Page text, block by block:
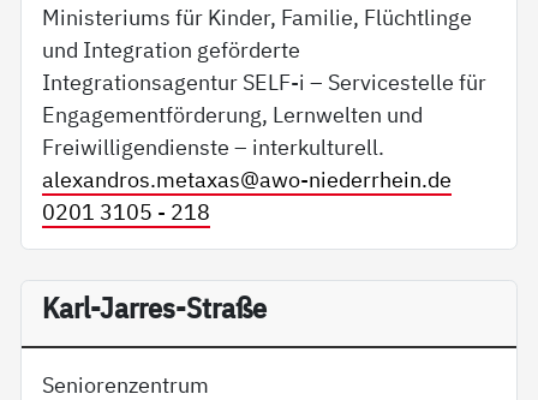
Ministeriums für Kinder, Familie, Flüchtlinge
und Integration geförderte
Integrationsagentur SELF-i – Servicestelle für
Engagementförderung, Lernwelten und
Freiwilligendienste – interkulturell.
alexandros.metaxas@awo-niederrhein.de
0201 3105 - 218
Karl-Jarres-Straße
Seniorenzentrum